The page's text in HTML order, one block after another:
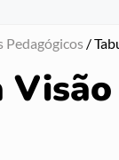
Pedagógicos/
Visão